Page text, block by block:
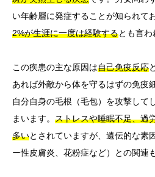
い年齢層に発症することが知られてお
2%が生涯に一度は経験するとも言わ
この疾患の主な原因は自己免疫反応
あれば外敵から体を守るはずの免疫
自分自身の毛根（毛包）を攻撃して
まいます。 ストレスや睡眠不足、過
多いとされていますが、遺伝的な素
ー性皮膚炎、花粉症など）との関連